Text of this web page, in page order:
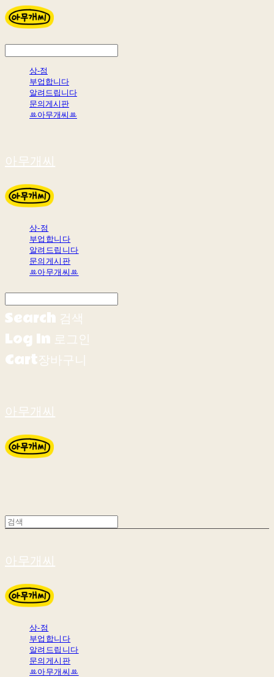
상-점
부업합니다
알려드립니다
문의게시판
ꔛ아무개씨ꔛ
아무개씨
상-점
부업합니다
알려드립니다
문의게시판
ꔛ아무개씨ꔛ
Search 검색
Log In 로그인
Cart장바구니
아무개씨
아무개씨
상-점
부업합니다
알려드립니다
문의게시판
ꔛ아무개씨ꔛ